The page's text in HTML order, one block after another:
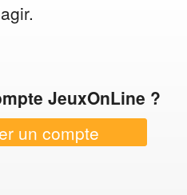
JeuxOnLine ?
un compte